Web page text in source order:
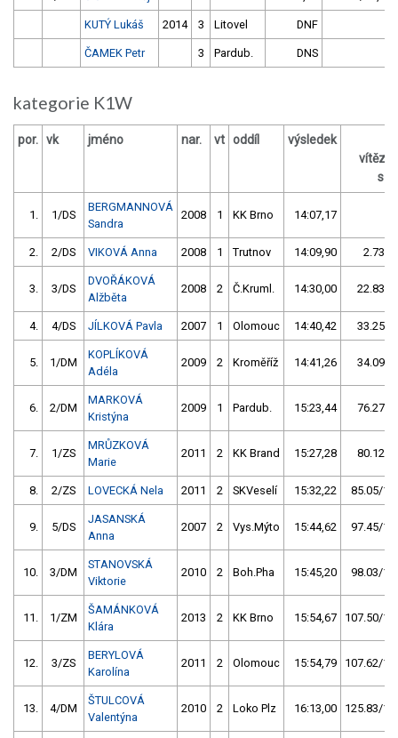
KUTÝ Lukáš 2014 3 Litovel DNF
ČAMEK Petr 3 Pardub. DNS
kategorie K1W
por. vk jméno nar. vt oddíl výsledek
s /
1. 1/DS
BERGMANNOVÁ
Sandra
2008 1 KK Brno 14:07,17
2. 2/DS VIKOVÁ Anna 2008 1 Trutnov 14:09,90 2.73/
3. 3/DS
DVOŘÁKOVÁ
Alžběta
2008 2 Č.Kruml. 14:30,00 22.83/
4. 4/DS JÍLKOVÁ Pavla 2007 1 Olomouc 14:40,42 33.25/
5. 1/DM
KOPLÍKOVÁ
Adéla
2009 2 Kroměříž 14:41,26 34.09/
6. 2/DM
MARKOVÁ
Kristýna
2009 1 Pardub. 15:23,44 76.27/
7. 1/ZS
MRŮZKOVÁ
Marie
2011 2 KK Brand 15:27,28 80.12/
8. 2/ZS LOVECKÁ Nela 2011 2 SKVeselí 15:32,22 85.05/
9. 5/DS
JASANSKÁ
Anna
2007 2 Vys.Mýto 15:44,62 97.45/
10. 3/DM
STANOVSKÁ
Viktorie
2010 2 Boh.Pha 15:45,20 98.03/
11. 1/ZM
ŠAMÁNKOVÁ
Klára
2013 2 KK Brno 15:54,67 107.50/
12. 3/ZS
BERYLOVÁ
Karolína
2011 2 Olomouc 15:54,79 107.62/
13. 4/DM
ŠTULCOVÁ
Valentýna
2010 2 Loko Plz 16:13,00 125.83/